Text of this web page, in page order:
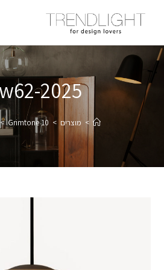
2025-new62
> מוצרים >
Grimtone 10
>